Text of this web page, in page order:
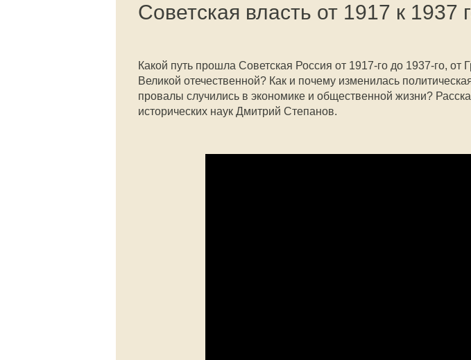
Советская власть от 1917 к 1937
Какой путь прошла Советская Россия от 1917-го до 1937-го, от
Великой отечественной? Как и почему изменилась
провалы случились в экономике и общественной жизни?
исторических наук Дмитрий Степанов.